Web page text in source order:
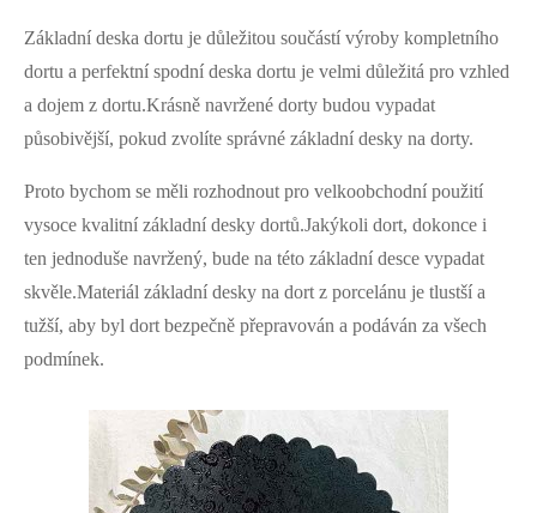
Základní deska dortu je důležitou součástí výroby kompletního
dortu a perfektní spodní deska dortu je velmi důležitá pro vzhled
a dojem z dortu.Krásně navržené dorty budou vypadat
působivější, pokud zvolíte správné základní desky na dorty.
Proto bychom se měli rozhodnout pro velkoobchodní použití
vysoce kvalitní základní desky dortů.Jakýkoli dort, dokonce i
ten jednoduše navržený, bude na této základní desce vypadat
skvěle.Materiál základní desky na dort z porcelánu je tlustší a
tužší, aby byl dort bezpečně přepravován a podáván za všech
podmínek.